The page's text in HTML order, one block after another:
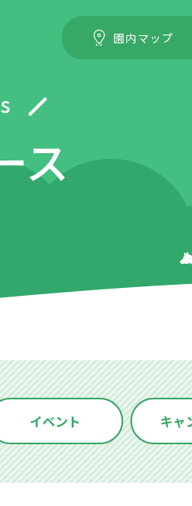
園内マップ
ス
イベント キャ